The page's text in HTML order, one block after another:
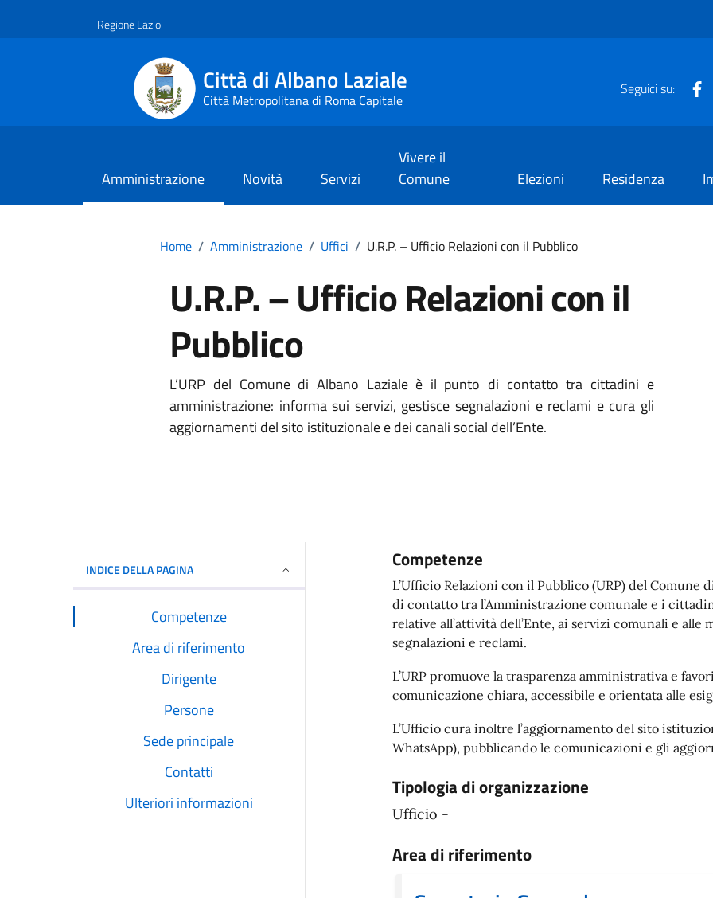
Regione Lazio
Città di Albano Laziale
Città Metropolitana di Roma Capitale
Seguici su:
Amministrazione Novità Servizi
Vivere il
Comune
Elezioni Residenza
Home / Amministrazione / Uffici / U.R.P. – Ufficio Relazioni con il Pubblico
U.R.P. – Ufficio Relazioni con il
Pubblico
L’URP del Comune di Albano Laziale è il punto di contatto tra cittadini e
amministrazione: informa sui servizi, gestisce segnalazioni e reclami e cura gli
aggiornamenti del sito istituzionale e dei canali social dell’Ente.
INDICE DELLA PAGINA
Competenze
Area di riferimento
Dirigente
Persone
Sede principale
Contatti
Ulteriori informazioni
Competenze
L’Ufficio Relazioni con il Pubblico (URP) del
di contatto tra l’Amministrazione comunale e i
relative all’attività dell’Ente, ai servizi comunali e
segnalazioni e reclami.
L’URP promuove la trasparenza amministrativa e
comunicazione chiara, accessibile e orientata alle
L’Ufficio cura inoltre l’aggiornamento del sito
WhatsApp), pubblicando le comunicazioni e gli
Tipologia di organizzazione
Ufficio -
Area di riferimento